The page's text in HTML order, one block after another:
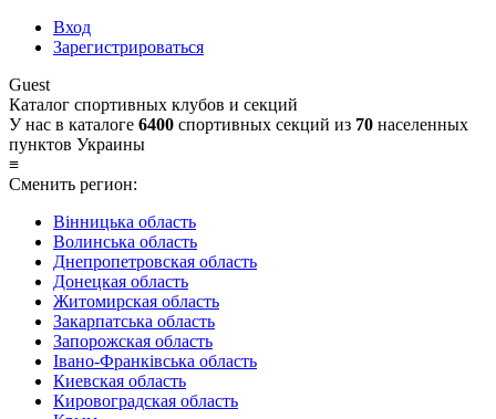
Вход
Зарегистрироваться
Guest
Каталог спортивных клубов и секций
У нас в каталоге 6400 спортивных секций из 70 населенных
пунктов Украины
≡
Сменить регион:
Вінницька область
Волинська область
Днепропетровская область
Донецкая область
Житомирская область
Закарпатська область
Запорожская область
Івано-Франківська область
Киевская область
Кировоградская область